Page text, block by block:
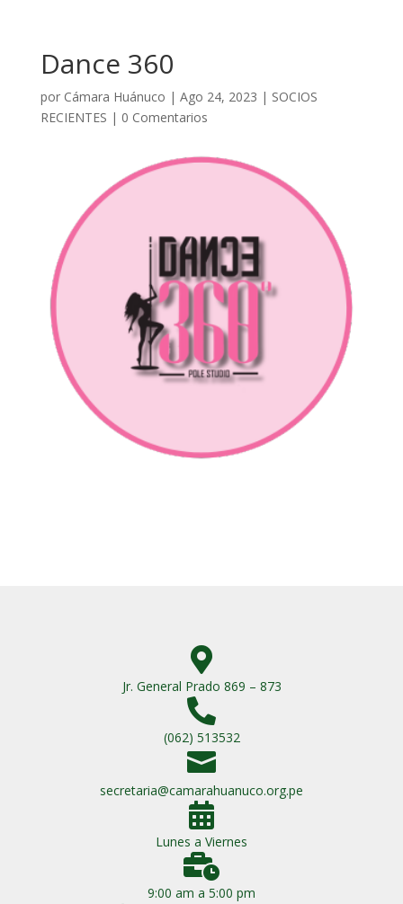
Dance 360
por Cámara Huánuco | Ago 24, 2023 | SOCIOS
RECIENTES | 0 Comentarios

Jr. General Prado 869 – 873

(062) 513532

secretaria@camarahuanuco.org.pe

Lunes a Viernes

9:00 am a 5:00 pm